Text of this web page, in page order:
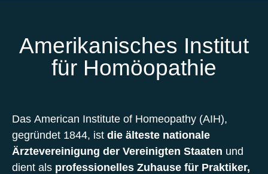
Amerikanisches Institut
für Homöopathie
Das American Institute of Homeopathy (AIH),
gegründet 1844, ist die älteste nationale
Ärztevereinigung der Vereinigten Staaten und
dient als professionelles Zuhause für Praktiker,